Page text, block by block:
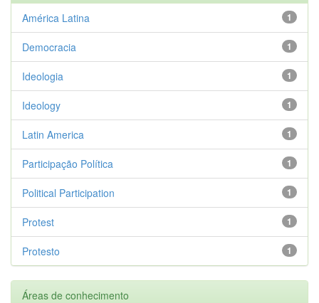
1
América Latina
1
Democracia
1
Ideologia
1
Ideology
1
Latin America
1
Participação Política
1
Political Participation
1
Protest
1
Protesto
Áreas de conhecimento